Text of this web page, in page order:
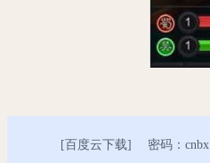
[ 百度云下载] 密码：cnbx